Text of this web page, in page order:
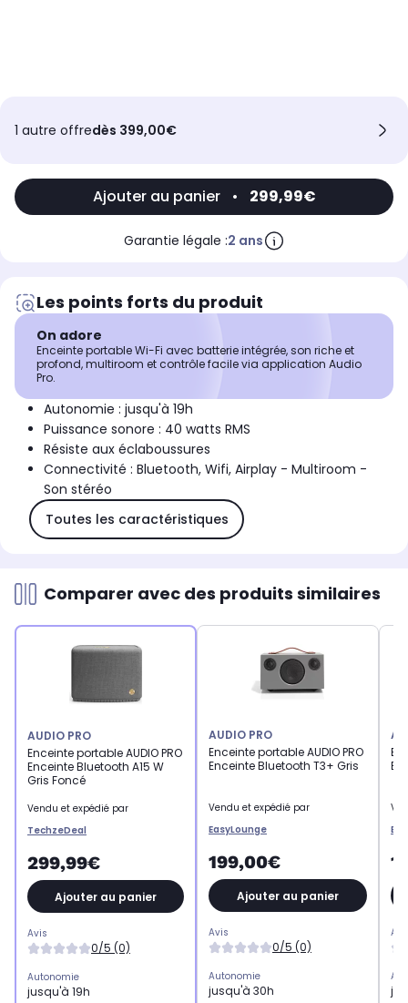
1 autre offredès 399,00€
Ajouter au panier • 299,99€
Garantie légale :2 ans
Les points forts du produit
On adore
Enceinte portable Wi-Fi avec batterie intégrée, son riche et
profond, multiroom et contrôle facile via application Audio
Pro.
Autonomie : jusqu'à 19h
Puissance sonore : 40 watts RMS
Résiste aux éclaboussures
Connectivité : Bluetooth, Wifi, Airplay - Multiroom -
Son stéréo
Toutes les caractéristiques
Comparer avec des produits similaires
AUDIO PRO
Enceinte portable AUDIO PRO
Enceinte Bluetooth A15 W
Gris Foncé
Vendu et expédié par
TechzeDeal
299,99€
Ajouter au panier
Avis
0/5 (0)
Autonomie
jusqu'à 19h
AUDIO PRO
Enceinte portable AUDIO PRO
Enceinte Bluetooth T3+ Gris
Vendu et expédié par
EasyLounge
199,00€
Ajouter au panier
Avis
0/5 (0)
Autonomie
jusqu'à 30h